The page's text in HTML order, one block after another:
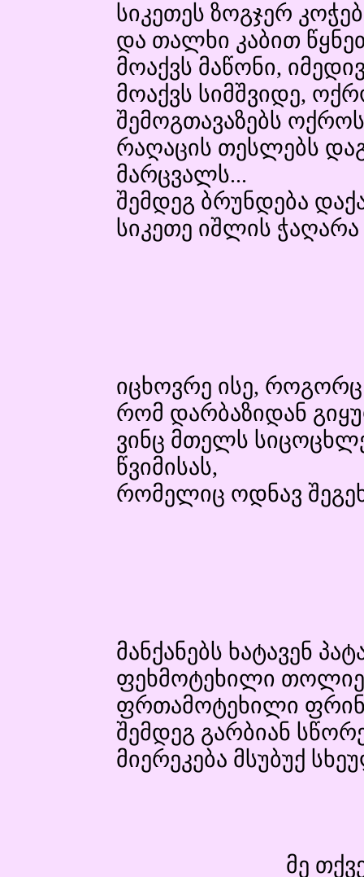
სიკეთეს ზოგჯერ
და თალხი კაბით
მოაქვს მაწონი,
მოაქვს სიმშვიდე,
შემოგთავაზებს
რაღაცის თესლებს
მარცვალს...
შემდეგ ბრუნდება
სიკეთე იშლის ჭაღარა
იცხოვრე ისე, როგორც
რომ დარბაზიდან
ვინც მთელს
წვიმისას,
რომელიც ოდნავ
მანქანებს ხატავენ
ფეხმოტეხილი
ფრთამოტეხილი
შემდეგ გარბიან
მიერეკება მსუბუქ
მე